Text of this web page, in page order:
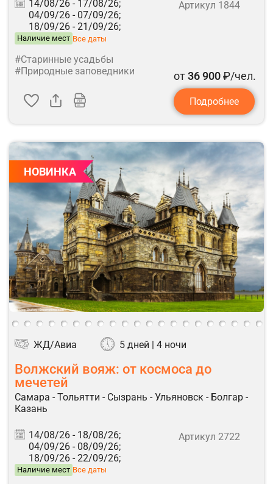
14/08/26 - 17/08/26;
04/09/26 - 07/09/26;
18/09/26 - 21/09/26;
Наличие мест Все даты
Артикул 1844
#Старинные усадьбы
#Природные заповедники
от36 900₽/чел.
Подробнее
НОВИНКА
ЖД/Авиа 5 дней | 4 ночи
Волжский вояж: от космоса до
мечетей
Самара - Тольятти - Сызрань - Ульяновск - Болгар -
Казань
14/08/26 - 18/08/26;
04/09/26 - 08/09/26;
18/09/26 - 22/09/26;
Наличие мест Все даты
Артикул 2722